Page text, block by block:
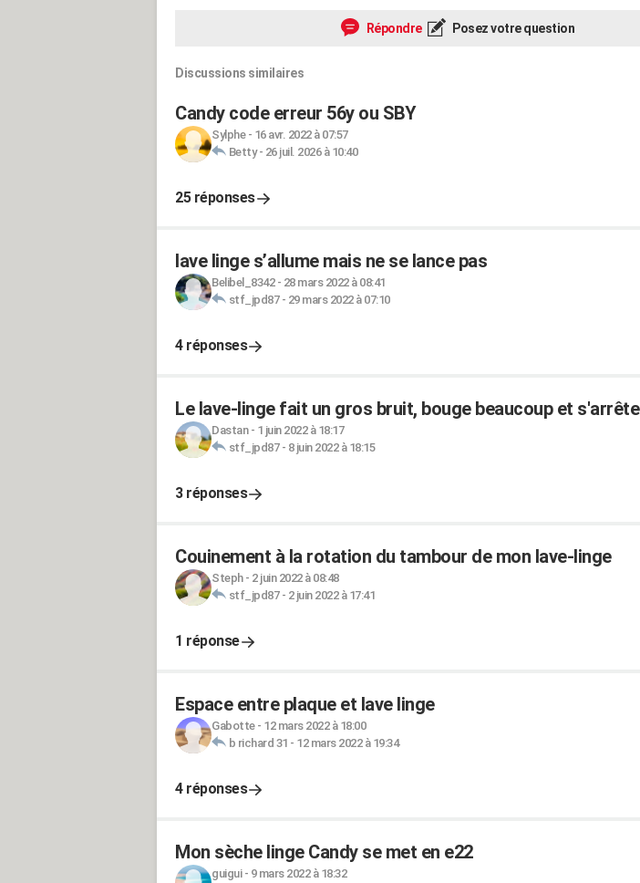
Répondre Posez votre question
Discussions similaires
Candy code erreur 56y ou SBY
Sylphe- 16 avr. 2022 à 07:57
Betty- 26 juil. 2026 à 10:40
25 réponses
lave linge s’allume mais ne se lance pas
Belibel_8342- 28 mars 2022 à 08:41
stf_jpd87- 29 mars 2022 à 07:10
4 réponses
Le lave-linge fait un gros bruit, bouge beaucoup et s'arrête
Dastan- 1 juin 2022 à 18:17
stf_jpd87- 8 juin 2022 à 18:15
3 réponses
Couinement à la rotation du tambour de mon lave-linge
Steph- 2 juin 2022 à 08:48
stf_jpd87- 2 juin 2022 à 17:41
1 réponse
Espace entre plaque et lave linge
Gabotte- 12 mars 2022 à 18:00
b richard 31 - 12 mars 2022 à 19:34
4 réponses
Mon sèche linge Candy se met en e22
guigui- 9 mars 2022 à 18:32